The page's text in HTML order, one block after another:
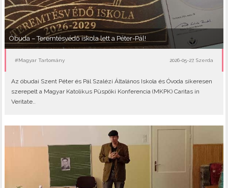
Óbuda – Teremtésvédő iskola lett a Péter-Pál!
#Magyar Tartomány 2026-05-27, Szerda
Az óbudai Szent Péter és Pál Szalézi Általános Iskola és Óvoda sikeresen
szerepelt a Magyar Katolikus Püspöki Konferencia (MKPK) Caritas in
Veritate..